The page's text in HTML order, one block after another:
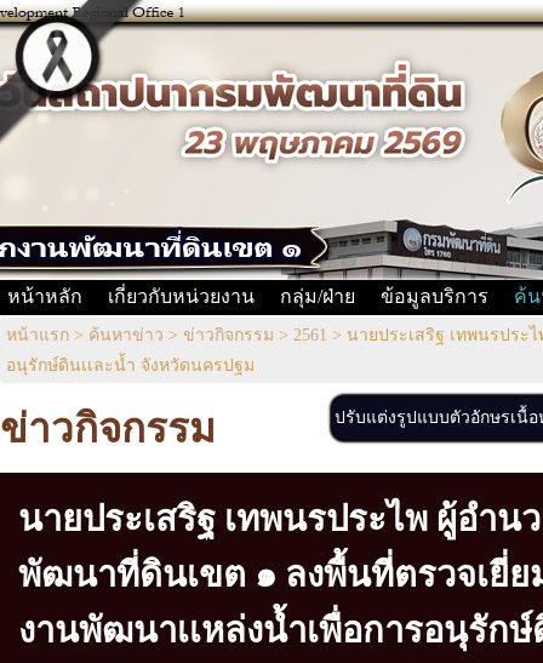
หน้าหลัก เกี่ยวกับหน่วยงาน กลุ่ม/ฝ่าย ข้อมูลบริการ ค้น
หน้าแรก > ค้นหาข่าว > ข่าวกิจกรรม > 2561 > นายประเสริฐ เทพนรประ
อนุรักษ์ดินเเละน้ำ จังหวัดนครปฐม
ข่าวกิจกรรม
นายประเสริฐ เทพนรประไพ ผู้อำน
พัฒนาที่ดินเขต ๑ ลงพื้นที่ตรวจเยี่ย
งานพัฒนาเเหล่งน้ำเพื่อการอนุรักษ์
ปรับแต่งรูปแบบตัวอักษรเ